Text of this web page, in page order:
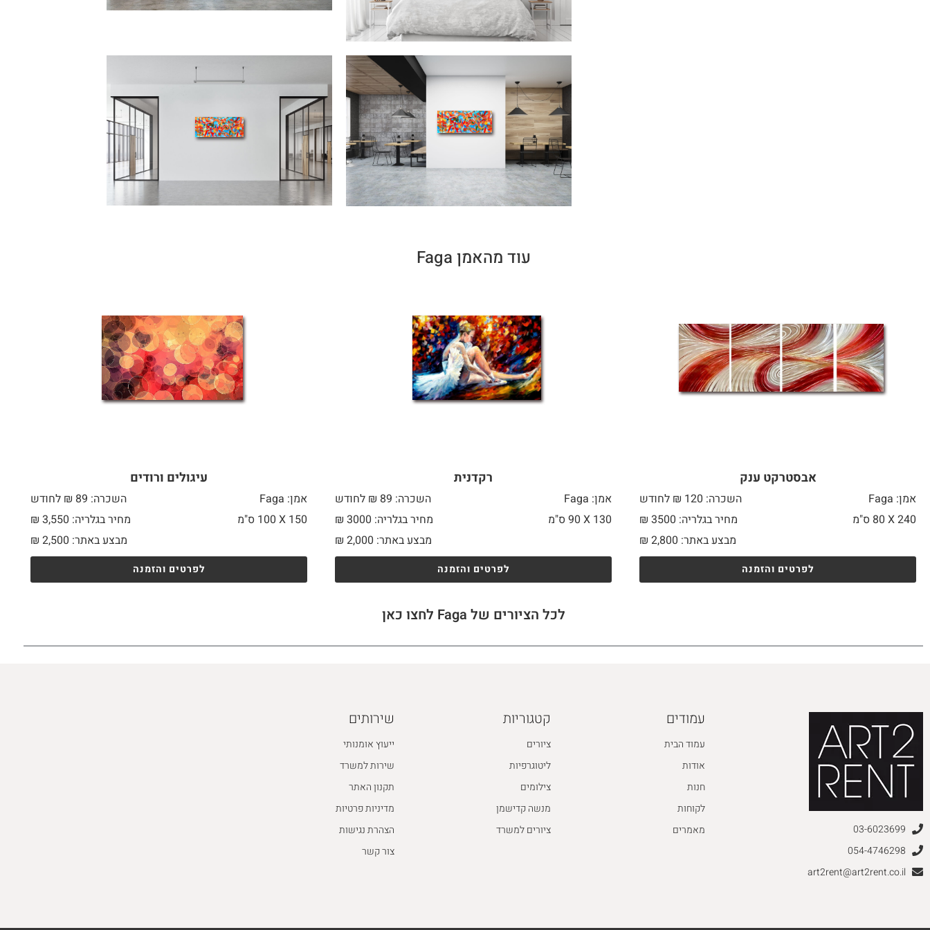
עוד מהאמן Faga
אבסטרקט ענק
אמן: Faga
השכרה: 120 ₪ לחודש
240 X
מחיר בגלריה: 3500 ₪
מבצע באתר:
₪ 2,800
לפרטים והזמנה
רקדנית
אמן: Faga
השכרה: 89 ₪ לחודש
130 X
מחיר בגלריה: 3000 ₪
מבצע באתר:
₪ 2,000
לפרטים והזמנה
עיגולים ורודים
אמן: Faga
השכרה: 89 ₪ לחודש
150 X
מחיר בגלריה: 3,550 ₪
מבצע באתר:
₪ 2,500
לפרטים והזמנה
לכל הציורים של Faga לחצו כאן
03-6023699
054-4746298
art2rent@art2rent.co.il
עמודים
עמוד הבית
אודות
חנות
לקוחות
מאמרים
קטגוריות
ציורים
ליטוגרפיות
צילומים
מנשה קדישמן
ציורים למשרד
שירותים
ייעוץ אומנותי
שירות למשרד
תקנון האתר
מדיניות פרטיות
הצהרת נגישות
צור קשר